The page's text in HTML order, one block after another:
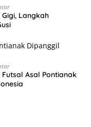
Langkah
Asal Pontianak